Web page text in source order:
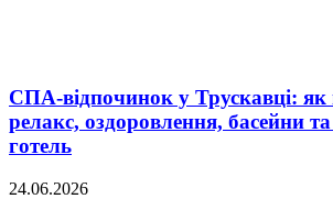
СПА-відпочинок у Трускавці: як
релакс, оздоровлення, басейни
готель
24.06.2026